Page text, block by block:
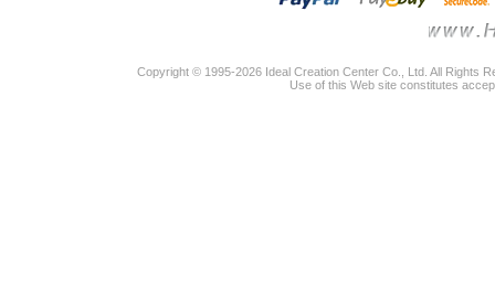
Copyright © 1995-2026 Ideal Creation Center Co., Ltd. All Rights
Use of this Web site constitutes